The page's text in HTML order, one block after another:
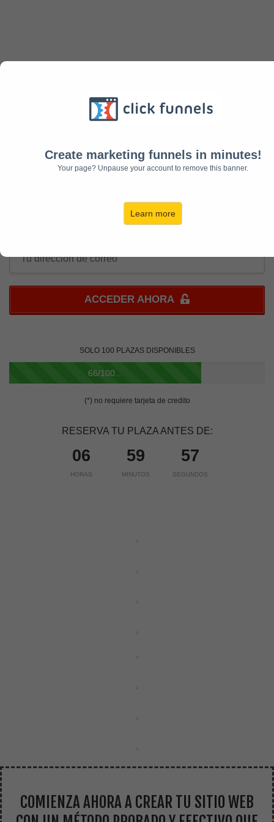
Create marketing funnels in minutes!
Your page? Unpause your account to remove this banner.
Learn more
DE FORMA
100% PRÁCTICO - VIDEOS DE CORTA DURACIÓN
ACCEDER AHORA
SOLO 100 PLAZAS DISPONIBLES
66/100...
(*) no requiere tarjeta de credito
RESERVA TU PLAZA ANTES DE:
06
HORAS
59
MINUTOS
56
SEGUNDOS
COMIENZA AHORA A CREAR TU SITIO WEB